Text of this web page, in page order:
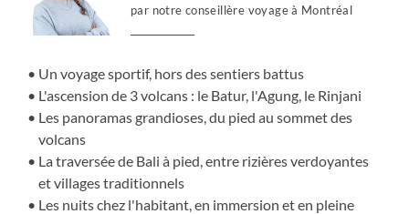
par notre conseillère voyage à Montréal
Un voyage sportif, hors des sentiers battus
L'ascension de 3 volcans : le Batur, l'Agung, le Rinjani
Les panoramas grandioses, du pied au sommet des
volcans
La traversée de Bali à pied, entre rizières verdoyantes
et villages traditionnels
Les nuits chez l'habitant, en immersion et en pleine